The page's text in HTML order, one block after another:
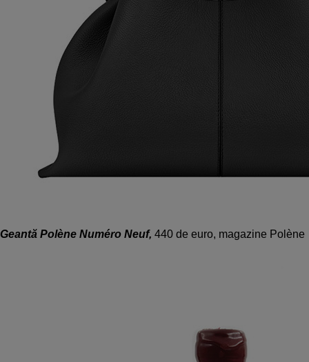
Geantă Polène Numéro Neuf, 440 de euro, magazine Polène